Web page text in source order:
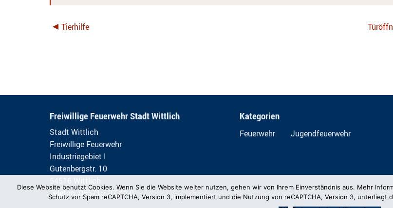
Tierhilfe
Freiwillige Feuerwehr Stadt Wittlich
Stadt Wittlich
Freiwillige Feuerwehr
Industriegebiet I
Gutenbergstr. 10
Telefon: 06571 / 97 40-0
Kategorien
Feuerwehr Jugendfeuerwehr
Diese Website benutzt Cookies. Wenn Sie die Website weiter nutzen, gehen wir von Ihrem Einverständnis aus. Mehr
Schutz vor Spam reCAPTCHA, Version 3, implementiert und die Nutzung von reCAPTCHA, Version 3, unterliegt